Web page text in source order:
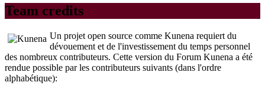
Team credits
Un projet open source comme Kunena requiert du
dévouement et de l'investissement du temps personnel
des nombreux contributeurs. Cette version du Forum Kunena a été
rendue possible par les contributeurs suivants (dans l'ordre
alphabétique):